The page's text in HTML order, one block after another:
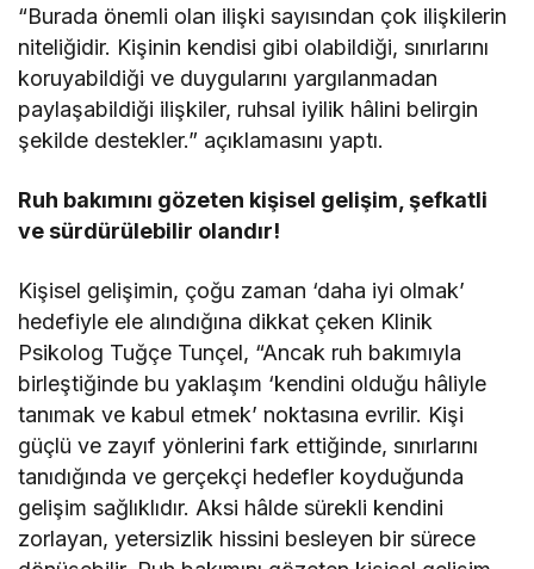
“Burada önemli olan ilişki sayısından çok ilişkilerin
niteliğidir. Kişinin kendisi gibi olabildiği, sınırlarını
koruyabildiği ve duygularını yargılanmadan
paylaşabildiği ilişkiler, ruhsal iyilik hâlini belirgin
şekilde destekler.” açıklamasını yaptı.
Ruh bakımını gözeten kişisel gelişim, şefkatli
ve sürdürülebilir olandır!
Kişisel gelişimin, çoğu zaman ‘daha iyi olmak’
hedefiyle ele alındığına dikkat çeken Klinik
Psikolog Tuğçe Tunçel, “Ancak ruh bakımıyla
birleştiğinde bu yaklaşım ‘kendini olduğu hâliyle
tanımak ve kabul etmek’ noktasına evrilir. Kişi
güçlü ve zayıf yönlerini fark ettiğinde, sınırlarını
tanıdığında ve gerçekçi hedefler koyduğunda
gelişim sağlıklıdır. Aksi hâlde sürekli kendini
zorlayan, yetersizlik hissini besleyen bir sürece